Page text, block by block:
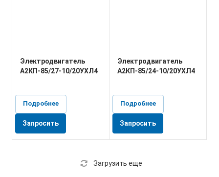
Электродвигатель
А2КП-85/27-10/20УХЛ4
Подробнее
Запросить
Электродвигатель
А2КП-85/24-10/20УХЛ4
Подробнее
Запросить
Загрузить еще